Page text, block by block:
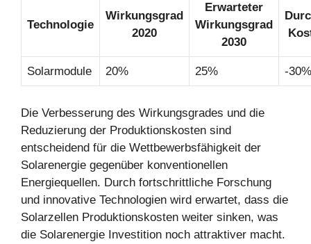
Technologie
Wirkungsgrad
2020
Erwarteter
Wirkungsgrad
2030
Solarmodule 20% 25% -30%
Die Verbesserung des Wirkungsgrades und die
Reduzierung der Produktionskosten sind
entscheidend für die Wettbewerbsfähigkeit der
Solarenergie gegenüber konventionellen
Energiequellen. Durch fortschrittliche Forschung
und innovative Technologien wird erwartet, dass die
Solarzellen Produktionskosten weiter sinken, was
die Solarenergie Investition noch attraktiver macht.